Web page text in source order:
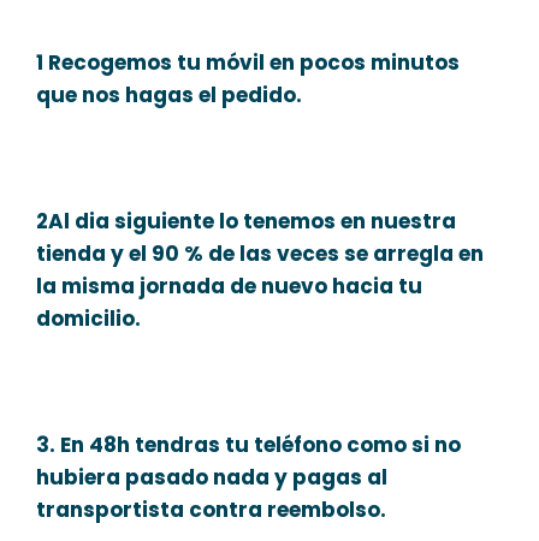
1 Recogemos tu móvil en pocos minutos
que nos hagas el pedido.
2Al dia siguiente lo tenemos en nuestra
tienda y el 90 % de las veces se arregla en
la misma jornada de nuevo hacia tu
domicilio.
3. En 48h tendras tu teléfono como si no
hubiera pasado nada y pagas al
transportista contra reembolso.